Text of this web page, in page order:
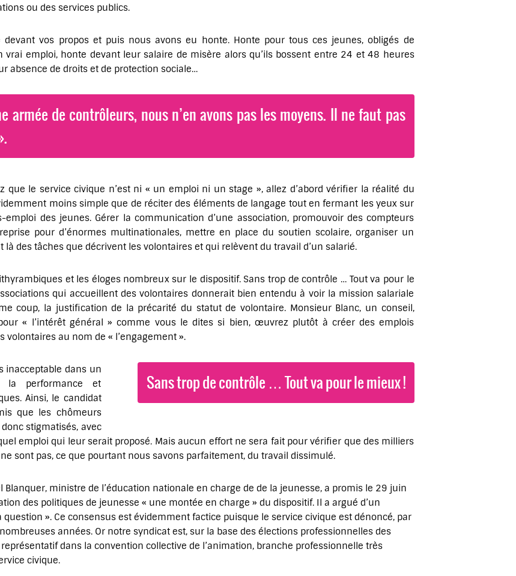
ou des services publics.
vos propos et puis nous avons eu honte. Honte pour tous ces jeunes, obligés de
vrai emploi, honte devant leur salaire de misère alors qu’ils bossent entre 24 et 48 heures
absence de droits et de protection sociale…
armée de contrôleurs, nous n’en avons pas les moyens. Il ne faut pas
que le service civique n’est ni « un emploi ni un stage », allez d’abord vérifier la réalité du
moins simple que de réciter des éléments de langage tout en fermant les yeux sur
des jeunes. Gérer la communication d’une association, promouvoir des compteurs
pour d’énormes multinationales, mettre en place du soutien scolaire, organiser un
des tâches que décrivent les volontaires et qui relèvent du travail d’un salarié.
et les éloges nombreux sur le dispositif. Sans trop de contrôle … Tout va pour le
qui accueillent des volontaires donnerait bien entendu à voir la mission salariale
coup, la justification de la précarité du statut de volontaire. Monsieur Blanc, un conseil,
« l’intérêt général » comme vous le dites si bien, œuvrez plutôt à créer des emplois
volontaires au nom de « l’engagement ».
Sans trop de contrôle … Tout va pour le mieux !
inacceptable dans un
performance et
Ainsi, le candidat
que les chômeurs
stigmatisés, avec
emploi qui leur serait proposé. Mais aucun effort ne sera fait pour vérifier que des milliers
sont pas, ce que pourtant nous savons parfaitement, du travail dissimulé.
ministre de l’éducation nationale en charge de de la jeunesse, a promis le 29 juin
des politiques de jeunesse « une montée en charge » du dispositif. Il a argué d’un
». Ce consensus est évidemment factice puisque le service civique est dénoncé, par
années. Or notre syndicat est, sur la base des élections professionnelles des
dans la convention collective de l’animation, branche professionnelle très
civique.